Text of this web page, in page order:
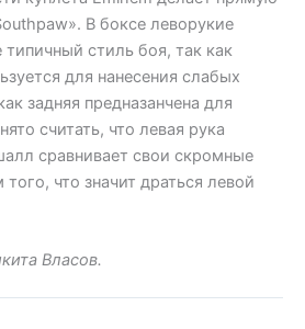
В боксе леворукие
стиль боя, так как
для нанесения слабых
задняя предназанчена для
считать, что левая рука
сравнивает свои скромные
что значит драться левой
Власов.